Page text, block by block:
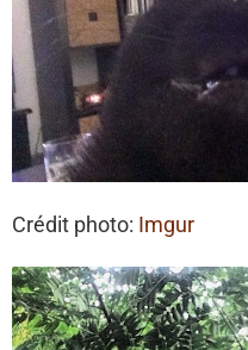
Crédit photo: Imgur